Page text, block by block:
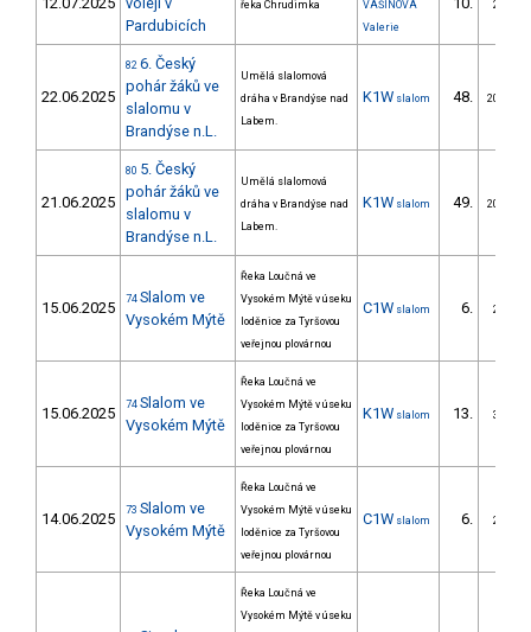
Pardubicích
řeka Chrudimka
VAŠINOVÁ
Valerie
2/ZM
22.06.2025
82 6. Český
pohár žáků ve
slalomu v
Brandýse n.L.
Umělá slalomová
dráha v Brandýse nad
Labem.
K1W slalom 48. 20/ZM
21.06.2025
80 5. Český
pohár žáků ve
slalomu v
Brandýse n.L.
Umělá slalomová
dráha v Brandýse nad
Labem.
K1W slalom 49. 20/ZM
15.06.2025 74 Slalom ve
Vysokém Mýtě
Řeka Loučná ve
Vysokém Mýtě v úseku
loděnice za Tyršovou
veřejnou plovárnou
C1W slalom 6. 2/ZM
15.06.2025 74 Slalom ve
Vysokém Mýtě
Řeka Loučná ve
Vysokém Mýtě v úseku
loděnice za Tyršovou
veřejnou plovárnou
K1W slalom 13. 3/ZM
14.06.2025 73 Slalom ve
Vysokém Mýtě
Řeka Loučná ve
Vysokém Mýtě v úseku
loděnice za Tyršovou
veřejnou plovárnou
C1W slalom 6. 2/ZM
Řeka Loučná ve
Vysokém Mýtě v úseku